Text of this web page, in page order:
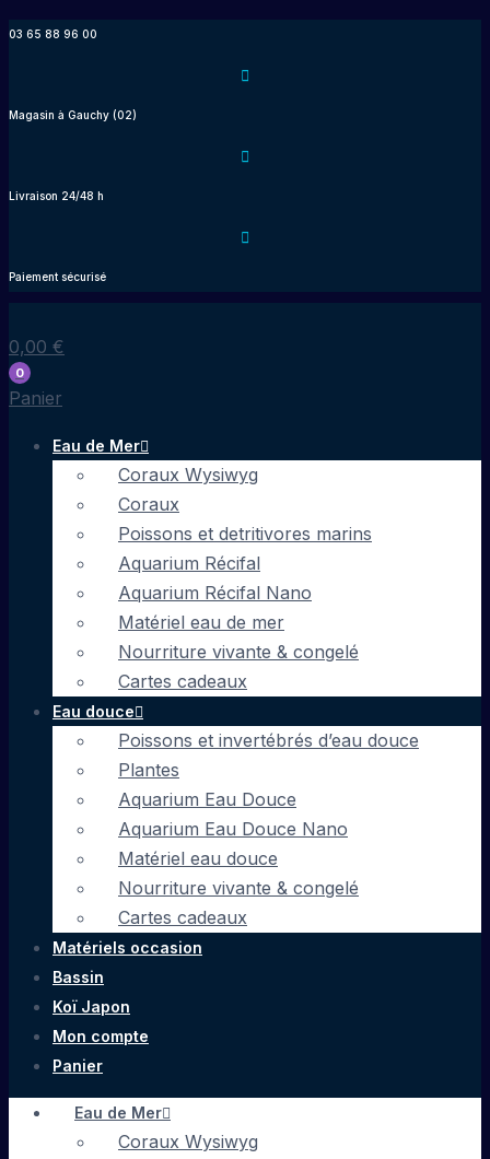
03 65 88 96 00
Magasin à Gauchy (02)
Livraison 24/48 h
Paiement sécurisé
0,00 €
0
Panier
Eau de Mer
Coraux Wysiwyg
Coraux
Poissons et detritivores marins
Aquarium Récifal
Aquarium Récifal Nano
Matériel eau de mer
Nourriture vivante & congelé
Cartes cadeaux
Eau douce
Poissons et invertébrés d’eau douce
Plantes
Aquarium Eau Douce
Aquarium Eau Douce Nano
Matériel eau douce
Nourriture vivante & congelé
Cartes cadeaux
Matériels occasion
Bassin
Koï Japon
Mon compte
Panier
Eau de Mer
Coraux Wysiwyg